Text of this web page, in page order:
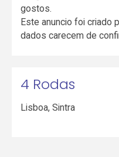
gostos.
Este anuncio foi criado
dados carecem de
4 Rodas
Lisboa,Sintra